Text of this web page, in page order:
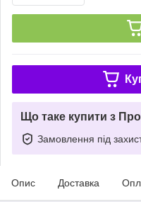
Що таке купити з
Замовлення під
Опис Доставка